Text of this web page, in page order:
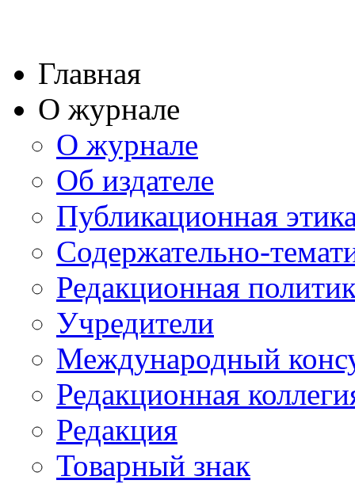
Главная
О журнале
О журнале
Об издателе
Публикационная
Содержательно-
Редакционная
Учредители
Международный
Редакционная
Редакция
Товарный знак